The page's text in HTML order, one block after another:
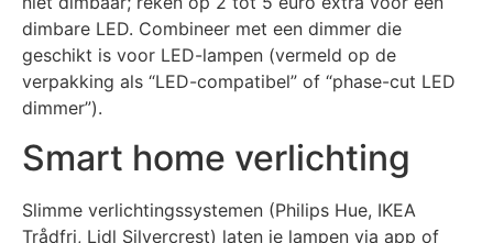
dimbare LED. Combineer met een dimmer die
geschikt is voor LED-lampen (vermeld op de
verpakking als “LED-compatibel” of “phase-cut LED
dimmer”).
Smart home verlichting
Slimme verlichtingssystemen (Philips Hue, IKEA
Trådfri, Lidl Silvercrest) laten je lampen via app of